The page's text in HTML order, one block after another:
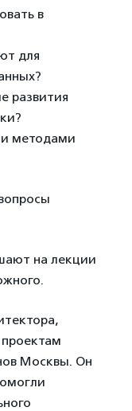
в
для
развития
методами
на лекции
Москвы. Он